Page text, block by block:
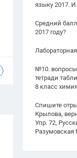
языку 2017.
Средний
2017 году?
№10. вопросы
тетради
8 класс
Спишите
Крылова,
Упр. 72,